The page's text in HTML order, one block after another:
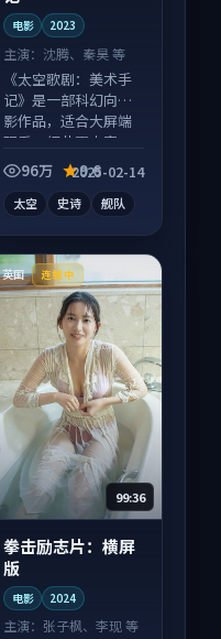
电影 2023
主演： 沈腾、秦昊 等
《太空歌剧：美术手
记》是一部科幻向电
影作品，适合大屏端
观看，细节更丰富。
96万
9.6
2025-02-14
太空 史诗 舰队
英国 连载中
99:36
拳击励志片：横屏
版
电影 2024
主演： 张子枫、李现 等